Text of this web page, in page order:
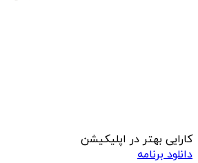
کارایی بهتر در اپلیکیشن
دانلود برنامه